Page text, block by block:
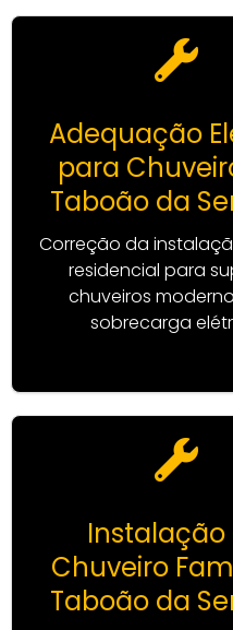
Adequação
para
Taboão da
Correção da
residencial para
chuveiros
sobrecarga
Instalação
Chuveiro
Taboão da